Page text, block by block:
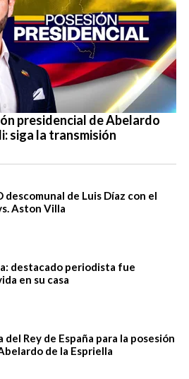
presidencial de Abelardo
siga la transmisión
descomunal de Luis Díaz con el
Aston Villa
destacado periodista fue
en su casa
Rey de España para la posesión
de la Espriella